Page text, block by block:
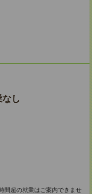
し
間超の就業はご案内できませ